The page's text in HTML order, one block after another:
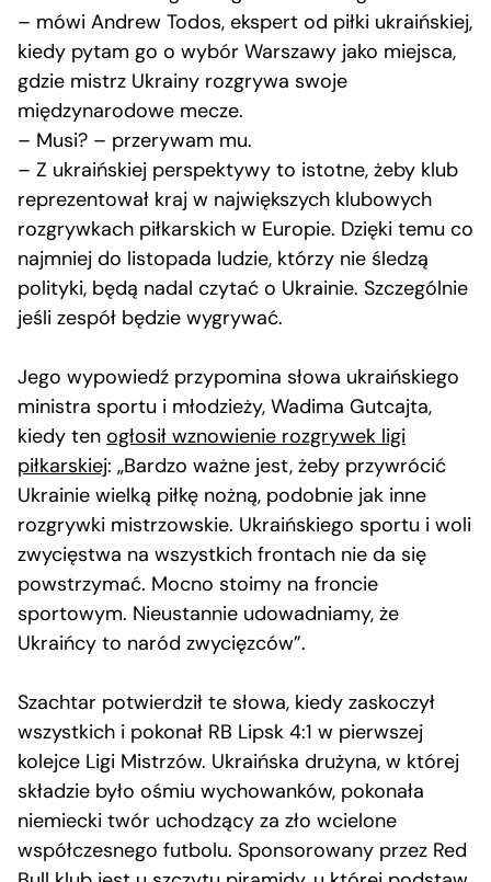
– mówi Andrew Todos, ekspert od piłki ukraińskiej,
kiedy pytam go o wybór Warszawy jako miejsca,
gdzie mistrz Ukrainy rozgrywa swoje
międzynarodowe mecze.
– Musi? – przerywam mu.
– Z ukraińskiej perspektywy to istotne, żeby klub
reprezentował kraj w największych klubowych
rozgrywkach piłkarskich w Europie. Dzięki temu co
najmniej do listopada ludzie, którzy nie śledzą
polityki, będą nadal czytać o Ukrainie. Szczególnie
jeśli zespół będzie wygrywać.
Jego wypowiedź przypomina słowa ukraińskiego
ministra sportu i młodzieży, Wadima Gutcajta,
kiedy ten ogłosił wznowienie rozgrywek ligi
piłkarskiej: „Bardzo ważne jest, żeby przywrócić
Ukrainie wielką piłkę nożną, podobnie jak inne
rozgrywki mistrzowskie. Ukraińskiego sportu i woli
zwycięstwa na wszystkich frontach nie da się
powstrzymać. Mocno stoimy na froncie
sportowym. Nieustannie udowadniamy, że
Ukraińcy to naród zwycięzców”.
Szachtar potwierdził te słowa, kiedy zaskoczył
wszystkich i pokonał RB Lipsk 4:1 w pierwszej
kolejce Ligi Mistrzów. Ukraińska drużyna, w której
składzie było ośmiu wychowanków, pokonała
niemiecki twór uchodzący za zło wcielone
współczesnego futbolu. Sponsorowany przez Red